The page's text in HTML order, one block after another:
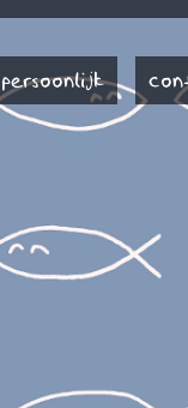
persoonlijk